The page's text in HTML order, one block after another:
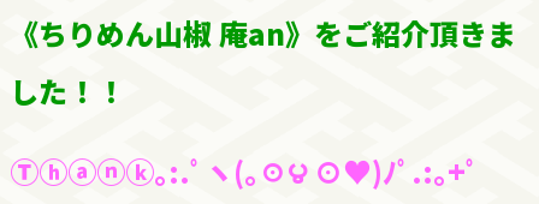
《ちりめん山椒 庵an》をご紹介頂きま
した！！
Ⓣⓗⓐⓝⓚ｡:.ﾟヽ(｡☉౪ ⊙♥)ﾉﾟ.:｡+ﾟ